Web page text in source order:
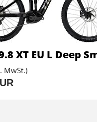
XT EU L Deep
MwSt.)